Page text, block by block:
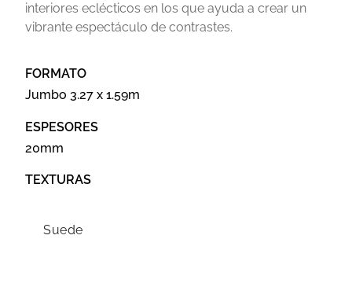
interiores eclécticos en los que ayuda a crear un
vibrante espectáculo de contrastes.
FORMATO
Jumbo 3.27 x 1.59m
ESPESORES
20mm
TEXTURAS
Suede